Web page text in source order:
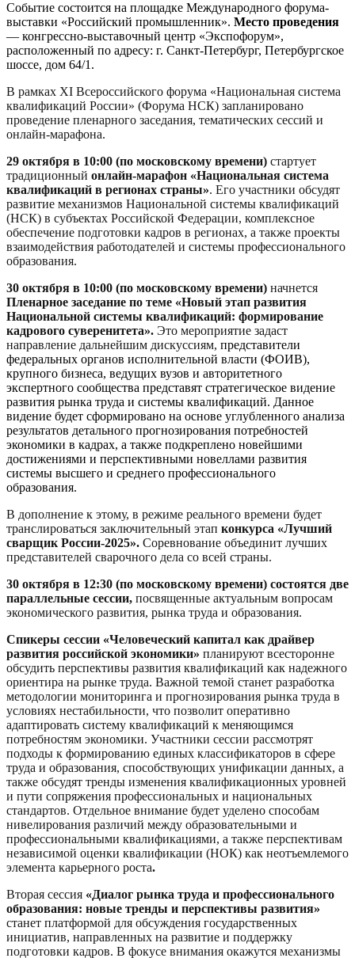
Событие состоится на площадке Международного форума-
выставки «Российский промышленник». Место проведения
— конгрессно-выставочный центр «Экспофорум»,
расположенный по адресу: г. Санкт-Петербург, Петербургское
шоссе, дом 64/1.
В рамках XI Всероссийского форума «Национальная система
квалификаций России» (Форума НСК) запланировано
проведение пленарного заседания, тематических сессий и
онлайн-марафона.
29 октября в 10:00 (по московскому времени) стартует
традиционный онлайн-марафон «Национальная система
квалификаций в регионах страны». Его участники обсудят
развитие механизмов Национальной системы квалификаций
(НСК) в субъектах Российской Федерации, комплексное
обеспечение подготовки кадров в регионах, а также проекты
взаимодействия работодателей и системы профессионального
образования.
30 октября в 10:00 (по московскому времени) начнется
Пленарное заседание по теме «Новый этап развития
Национальной системы квалификаций: формирование
кадрового суверенитета». Это мероприятие задаст
направление дальнейшим дискуссиям, представители
федеральных органов исполнительной власти (ФОИВ),
крупного бизнеса, ведущих вузов и авторитетного
экспертного сообщества представят стратегическое видение
развития рынка труда и системы квалификаций. Данное
видение будет сформировано на основе углубленного анализа
результатов детального прогнозирования потребностей
экономики в кадрах, а также подкреплено новейшими
достижениями и перспективными новеллами развития
системы высшего и среднего профессионального
образования.
В дополнение к этому, в режиме реального времени будет
транслироваться заключительный этап конкурса «Лучший
сварщик России-2025». Соревнование объединит лучших
представителей сварочного дела со всей страны.
30 октября в 12:30 (по московскому времени) состоятся две
параллельные сессии, посвященные актуальным вопросам
экономического развития, рынка труда и образования.
Спикеры сессии «Человеческий капитал как драйвер
развития российской экономики» планируют всесторонне
обсудить перспективы развития квалификаций как надежного
ориентира на рынке труда. Важной темой станет разработка
методологии мониторинга и прогнозирования рынка труда в
условиях нестабильности, что позволит оперативно
адаптировать систему квалификаций к меняющимся
потребностям экономики. Участники сессии рассмотрят
подходы к формированию единых классификаторов в сфере
труда и образования, способствующих унификации данных, а
также обсудят тренды изменения квалификационных уровней
и пути сопряжения профессиональных и национальных
стандартов. Отдельное внимание будет уделено способам
нивелирования различий между образовательными и
профессиональными квалификациями, а также перспективам
независимой оценки квалификации (НОК) как неотъемлемого
элемента карьерного роста.
Вторая сессия «Диалог рынка труда и профессионального
образования: новые тренды и перспективы развития»
станет платформой для обсуждения государственных
инициатив, направленных на развитие и поддержку
подготовки кадров. В фокусе внимания окажутся механизмы